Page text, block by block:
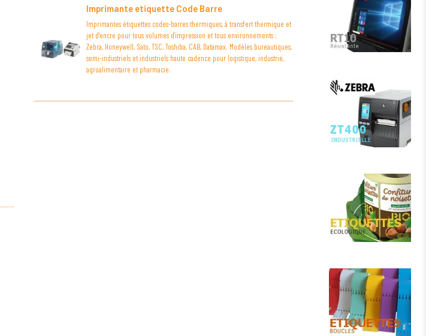
Imprimante etiquette Code Barre
Imprimantes étiquettes codes-barres thermiques, à transfert thermique et
jet d'encre pour tous volumes d'impression et tous environnements :
Zebra, Honeywell, Sato, TSC, Toshiba, CAB, Datamax. Modèles bureautiques,
semi-industriels et industriels haute cadence pour logistique, industrie,
agroalimentaire et pharmacie.